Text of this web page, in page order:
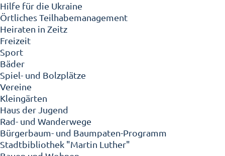
Hilfe für die Ukraine
Örtliches Teilhabemanagement
Heiraten in Zeitz
Freizeit
Sport
Bäder
Spiel- und Bolzplätze
Vereine
Kleingärten
Haus der Jugend
Rad- und Wanderwege
Bürgerbaum- und Baumpaten-Programm
Stadtbibliothek "Martin Luther"